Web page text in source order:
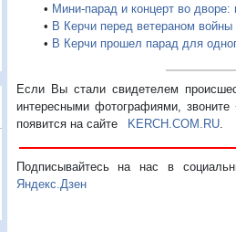
• Мини-парад и концерт во
• В Керчи перед ветераном войны
• В Керчи прошел парад для
Если Вы стали свидетелем
интересными фотографиями, звоните
появится на сайте KERCH.COM.RU.
Подписывайтесь на нас в
Яндекс.Дзен